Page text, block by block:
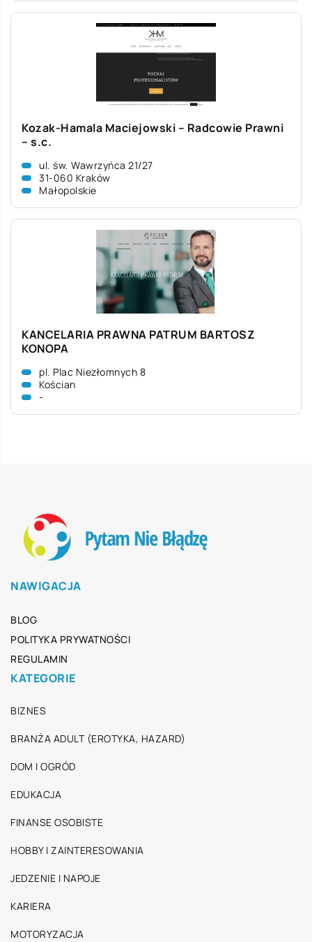
Kozak-Hamala Maciejowski – Radcowie Prawni
– s.c.
ul. św. Wawrzyńca 21/27
31-060 Kraków
Małopolskie
KANCELARIA PRAWNA PATRUM BARTOSZ
KONOPA
pl. Plac Niezłomnych 8
Kościan
-
NAWIGACJA
BLOG
POLITYKA PRYWATNOŚCI
REGULAMIN
KATEGORIE
BIZNES
BRANŻA ADULT (EROTYKA, HAZARD)
DOM I OGRÓD
EDUKACJA
FINANSE OSOBISTE
HOBBY I ZAINTERESOWANIA
JEDZENIE I NAPOJE
KARIERA
MOTORYZACJA